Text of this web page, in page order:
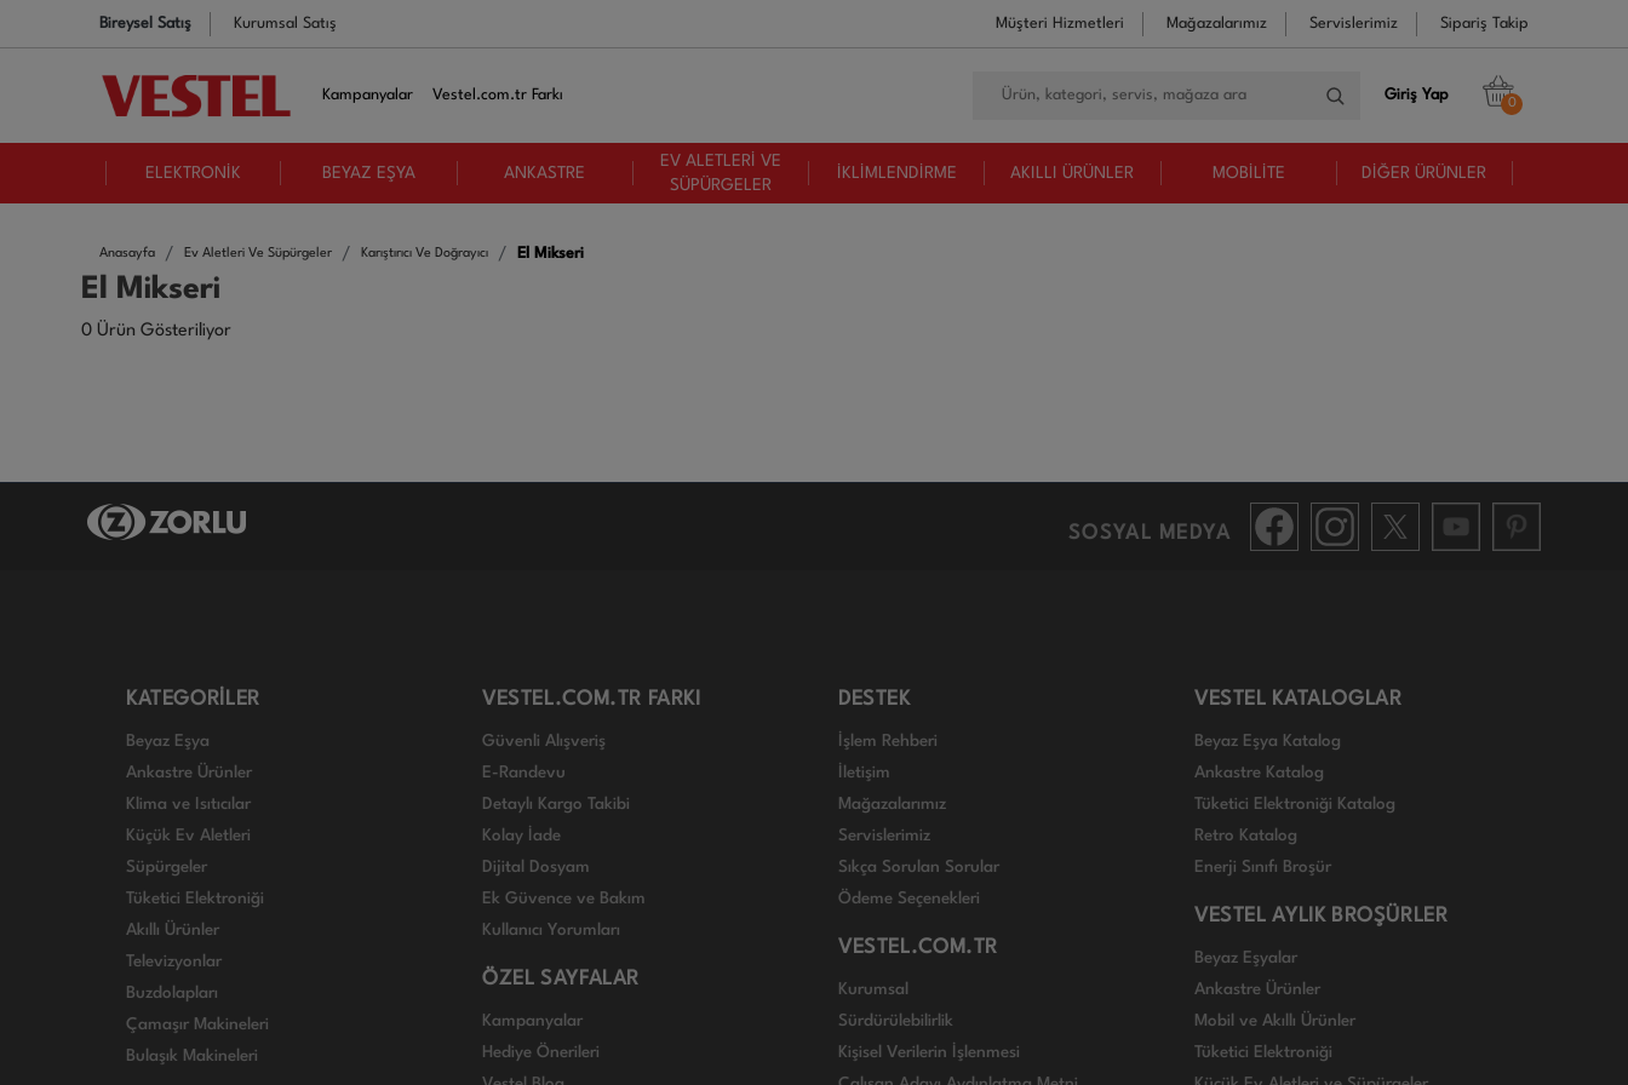
Bireysel Satış Kurumsal Satış Müşteri Hizmetleri Mağazalarımız Servislerimiz Sipariş Takip
Kampanyalar Vestel.com.tr Farkı Giriş Yap 0
ELEKTRONİK BEYAZ EŞYA ANKASTRE
EV ALETLERİ VE
SÜPÜRGELER
İKLİMLENDİRME AKILLI ÜRÜNLER MOBİLİTE DİĞER ÜRÜNLER
Anasayfa Ev Aletleri Ve Süpürgeler Karıştırıcı Ve Doğrayıcı El Mikseri
El Mikseri
0 Ürün Gösteriliyor
SOSYAL MEDYA
KATEGORİLER
Beyaz Eşya
Ankastre Ürünler
Klima ve Isıtıcılar
Küçük Ev Aletleri
Süpürgeler
Tüketici Elektroniği
Akıllı Ürünler
Televizyonlar
Buzdolapları
Çamaşır Makineleri
Bulaşık Makineleri
VESTEL.COM.TR FARKI
Güvenli Alışveriş
E-Randevu
Detaylı Kargo Takibi
Kolay İade
Dijital Dosyam
Ek Güvence ve Bakım
Kullanıcı Yorumları
ÖZEL SAYFALAR
Kampanyalar
Hediye Önerileri
DESTEK
İşlem Rehberi
İletişim
Mağazalarımız
Servislerimiz
Sıkça Sorulan Sorular
Ödeme Seçenekleri
VESTEL.COM.TR
Kurumsal
Sürdürülebilirlik
Kişisel Verilerin İşlenmesi
VESTEL KATALOGLAR
Beyaz Eşya Katalog
Ankastre Katalog
Tüketici Elektroniği Katalog
Retro Katalog
Enerji Sınıfı Broşür
VESTEL AYLIK BROŞÜRLER
Beyaz Eşyalar
Ankastre Ürünler
Mobil ve Akıllı Ürünler
Tüketici Elektroniği